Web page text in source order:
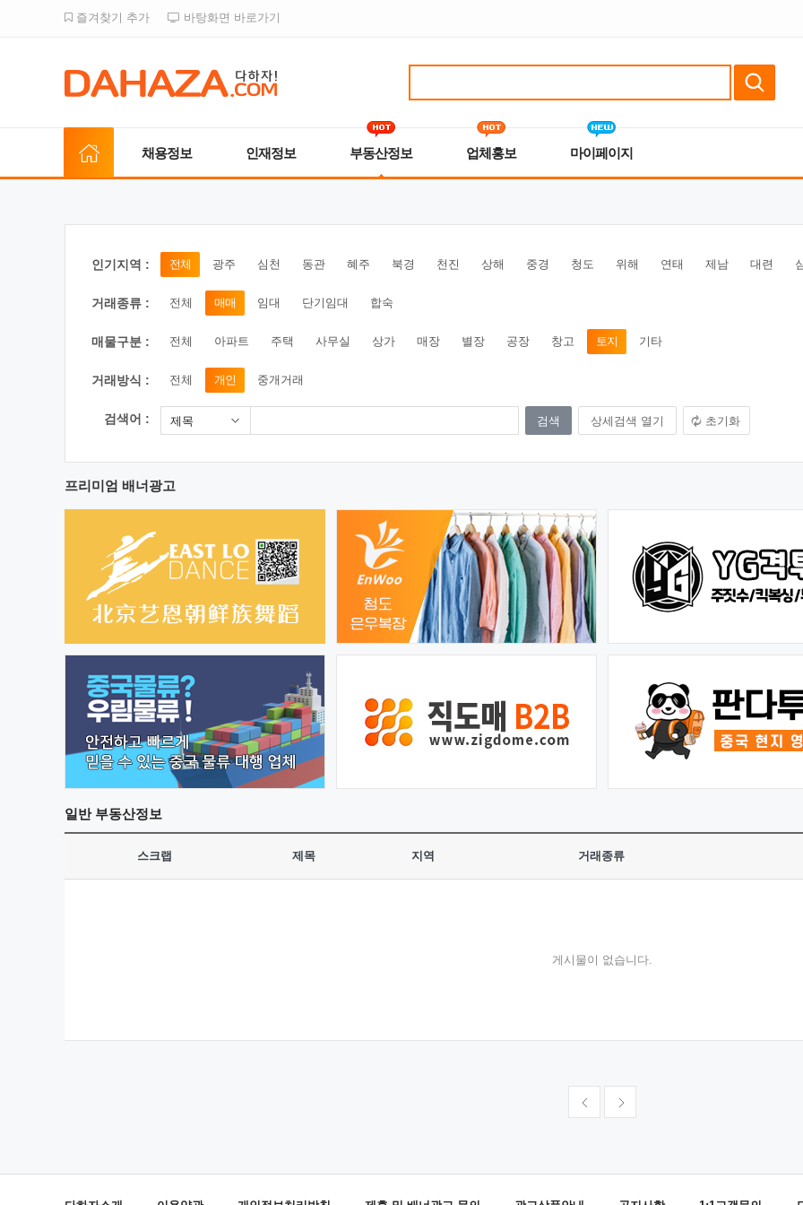
즐겨찾기 추가 바탕화면 바로가기
채용정보 인재정보 부동산정보 업체홍보 마이페이지
인기지역 : 전체 광주 심천 동관 혜주 북경 천진 상해 중경 청도 위해 연태 제남 대련
거래종류 : 전체 매매 임대 단기임대 합숙
매물구분 : 전체 아파트 주택 사무실 상가 매장 별장 공장 창고 토지 기타
거래방식 : 전체 개인 중개거래
검색어 : 제목 상세검색 열기 초기화
프리미엄 배너광고
일반부동산정보
스크랩 제목 지역 거래종류
게시물이 없습니다.